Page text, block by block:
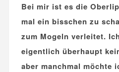
Bei mir ist es die
mal ein bisschen zu
zum Mogeln verleitet.
eigentlich überhaupt
aber manchmal möchte